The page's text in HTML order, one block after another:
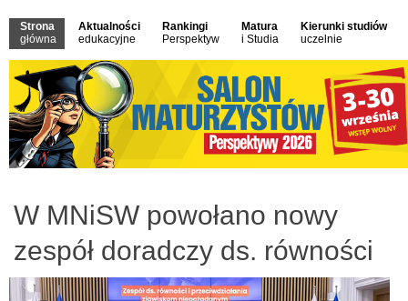
Strona
główna
Aktualności
edukacyjne
Rankingi
Perspektyw
Matura
i Studia
Kierunki studiów
uczelnie
W MNiSW powołano nowy
zespół doradczy ds. równości